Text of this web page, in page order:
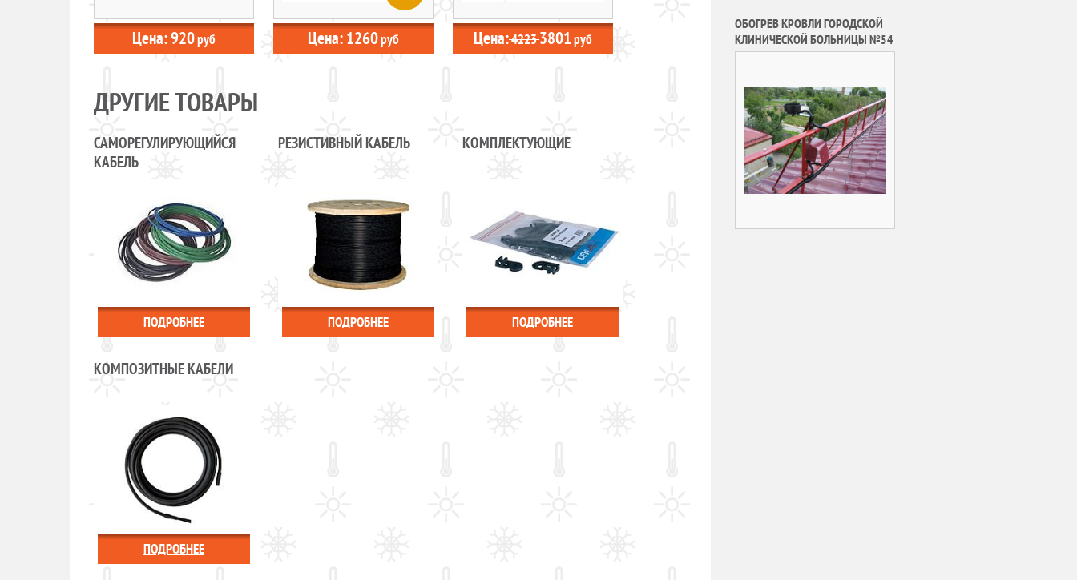
Цена:920руб Цена:1260руб Цена:42233801руб
ДРУГИЕ ТОВАРЫ
САМОРЕГУЛИРУЮЩИЙСЯ
КАБЕЛЬ
ПОДРОБНЕЕ
РЕЗИСТИВНЫЙ КАБЕЛЬ
ПОДРОБНЕЕ
КОМПЛЕКТУЮЩИЕ
ПОДРОБНЕЕ
КОМПОЗИТНЫЕ КАБЕЛИ
ПОДРОБНЕЕ
ОБОГРЕВ КРОВЛИ ГОРОДСКОЙ
КЛИНИЧЕСКОЙ БОЛЬНИЦЫ №54